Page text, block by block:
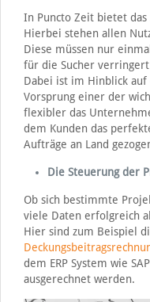
In Puncto Zeit bietet das
Hierbei stehen allen
Diese müssen nur
für die Sucher
Dabei ist im Hinblick
Vorsprung einer der
flexibler das
dem Kunden das
Aufträge an Land
Die Steuerung der
Ob sich bestimmte
viele Daten erfolgreich
Hier sind zum Beispiel
dem ERP System wie
ausgerechnet werden.